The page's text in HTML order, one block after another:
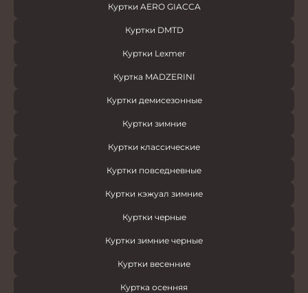
Куртки AERO GIACCA
Куртки DMTD
Куртки Lexmer
Куртка MADZERINI
Куртки демисезонные
Куртки зимние
Куртки классические
Куртки повседневные
Куртки кэжуал зимние
Куртки черные
Куртки зимние черные
Куртки весенние
Куртка осенняя